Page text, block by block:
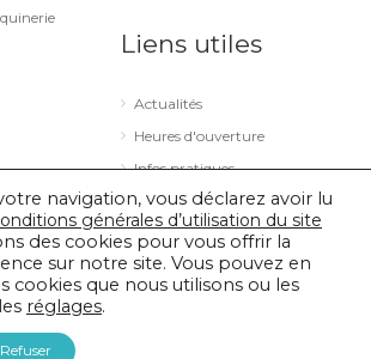
Liens utiles
Actualités
Heures d'ouverture
Infos pratiques
|Mentions légales
navigation, vous déclarez avoir lu
générales d’utilisation du site
des cookies pour vous offrir la
sur notre site. Vous pouvez en
cookies que nous utilisons ou les
réglages.
Refuser